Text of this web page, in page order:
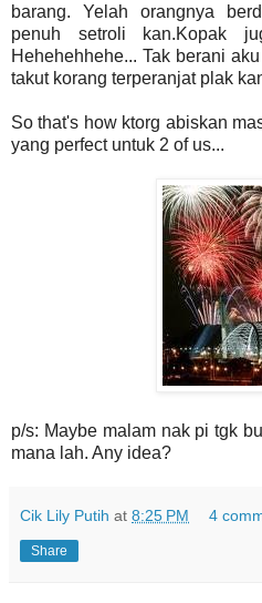
barang. Yelah orangnya
penuh setroli kan.Kopak
Hehehehhehe... Tak berani
takut korang terperanjat plak
So that's how ktorg abiskan
yang perfect untuk 2 of us...
p/s: Maybe malam nak pi tgk
mana lah. Any idea?
Cik Lily Putih at 8:25 PM 4
Share